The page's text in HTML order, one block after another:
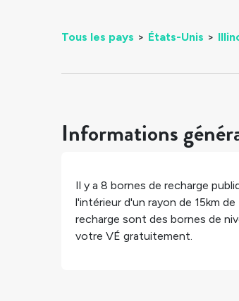
Tous les pays > États-Unis >
Informations
Il y a 8 bornes de recharge
l'intérieur d'un rayon de 15km de
recharge sont des bornes de
votre VÉ gratuitement.